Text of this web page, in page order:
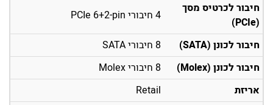
חיבור לכרטיס מסך
(PCIe)
4 חיבורי PCIe 6+2-pin
חיבור לכונן (SATA)
8 חיבורי SATA
חיבור לכונן (Molex)
8 חיבורי Molex
אריזת
Retail